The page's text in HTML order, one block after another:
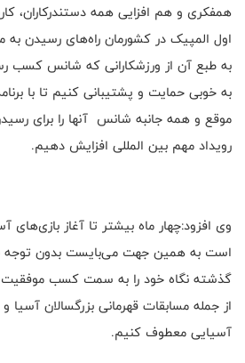
همفکری و هم افزایی همه دستندرکاران،
اول المپیک در کشورمان راه‌های رسیدن
به طبع آن از ورزشکارانی که شانس کسب
به خوبی حمایت و پشتیبانی کنیم تا با
موقع و همه جانبه شانس آنها را برای
رویداد مهم بین المللی افزایش دهیم.
وی افزود:چهار ماه بیشتر تا آغاز بازی‌های
است به همین جهت می‌بایست بدون توجه
گذشته نگاه خود را به سمت کسب
از جمله مسابقات قهرمانی بزرگسالان آسیا
آسیایی معطوف کنیم.